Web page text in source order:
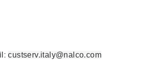
custserv.italy@nalco.com